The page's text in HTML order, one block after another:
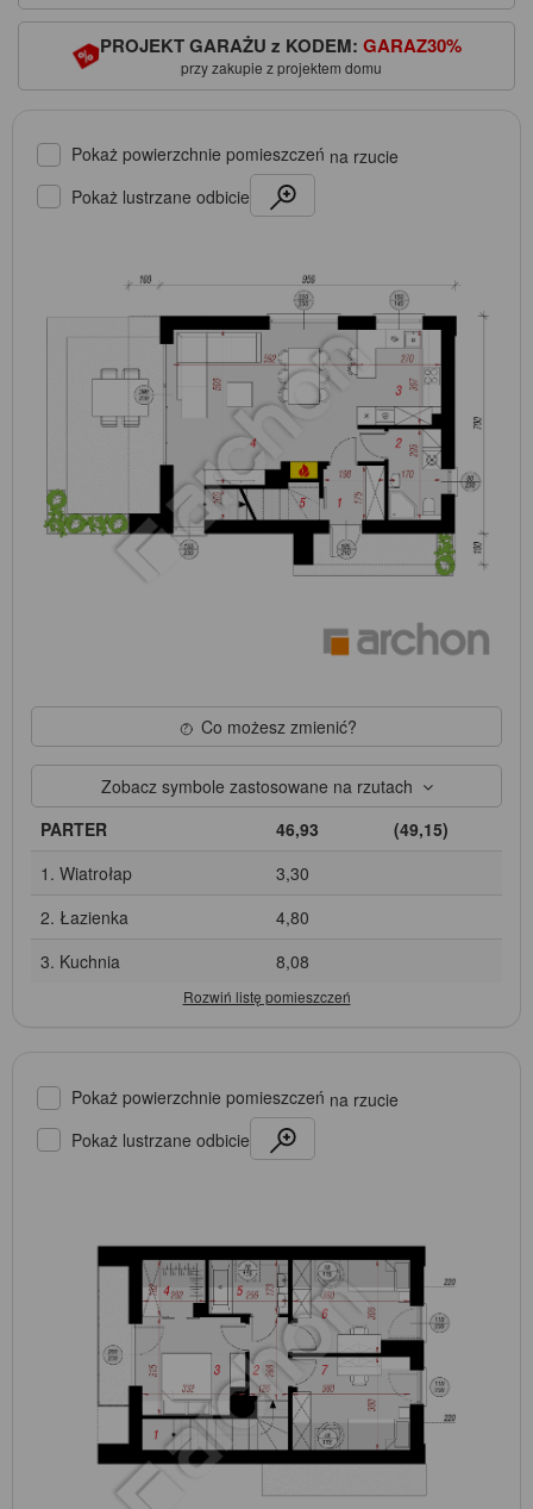
PROJEKT GARAŻU z KODEM: GARAZ30%
przy zakupie z projektem domu
Pokaż powierzchnie pomieszczeń na rzucie
Pokaż lustrzane odbicie
Co możesz zmienić?
Zobacz symbole zastosowane na rzutach
PARTER
46,93
(49,15)
1. Wiatrołap
3,30
2. Łazienka
4,80
3. Kuchnia
8,08
Pokaż powierzchnie pomieszczeń na rzucie
Pokaż lustrzane odbicie